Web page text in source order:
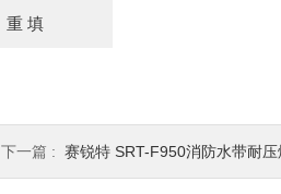
下一篇 : 赛锐特 SRT-F950消防水带耐压爆破